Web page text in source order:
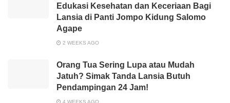
Edukasi Kesehatan dan Keceriaan Bagi
Lansia di Panti Jompo Kidung Salomo
Agape
2 WEEKS AGO
Orang Tua Sering Lupa atau Mudah
Jatuh? Simak Tanda Lansia Butuh
Pendampingan 24 Jam!
4 WEEKS AGO